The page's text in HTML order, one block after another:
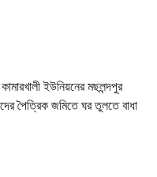
ইউনিয়নের মছলন্দপুর
পৈত্রিক জমিতে ঘর তুলতে বাধা